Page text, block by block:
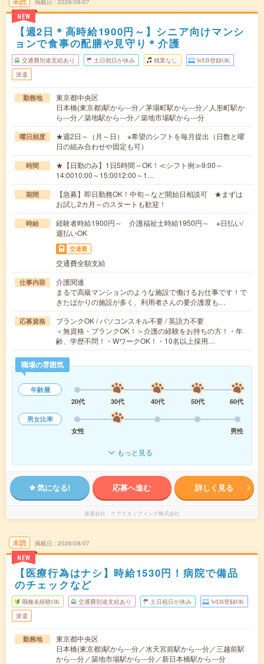
NEW
掲載日 2026/08/07
【週2日＊高時給1900円～】シニア向けマンシ
ョンで食事の配膳や見守り＊介護
交通費別途支給あり 土日祝日が休み 残業なし WEB登録OK
派遣
勤務地
東京都中央区
日本橋(東京都)駅から---分／茅場町駅から---分／人形町駅か
ら---分／築地駅から---分／築地市場駅から---分
曜日頻度
★週2日～（月～日） ※希望のシフトを毎月提出（日数と曜
日の組み合わせや固定も可）
時間
★【日勤のみ】1日5時間～OK！≪シフト例≫9:00～
14:0010:00～15:0012:00～1…
期間
【急募】即日勤務OK！中旬～など開始日相談可 ★まずは
お試し2カ月～のスタートも歓迎！
時給
経験者時給1900円～ 介護福祉士時給1950円～ ※日払い/
週払いOK
交通費
交通費全額支給
仕事内容
介護関連
まるで高級マンションのような施設で働けるお仕事です！で
きたばかりの施設が多く、利用者さんの要介護度も…
応募資格
ブランクOK / パソコンスキル不要 / 英語力不要
＜無資格・ブランクOK！＞介護の経験をお持ちの方！・年
齢、学歴不問！・WワークOK！・10名以上採用…
職場の雰囲気
年齢層
20代
30代 40代 50代
60代
男女比率
女性
男性
もっと見る
気になる! 応募へ進む 詳しく見る
派遣会社 ケアスタッフィング株式会社
未読
NEW
掲載日 2026/08/07
【医療行為はナシ】時給1530円！病院で備品
のチェックなど
職種未経験OK 交通費別途支給あり 土日祝日が休み WEB登録OK
派遣
勤務地
東京都中央区
日本橋(東京都)駅から---分／水天宮前駅から---分／三越前駅
から---分／築地市場駅から---分／新日本橋駅から---分